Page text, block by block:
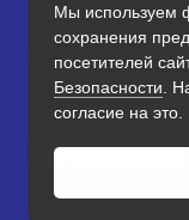
Мы используем
сохранения
посетителей
Безопасности .
согласие на это.
Поддержка
+7 968 733-60-50
Обратный звонок